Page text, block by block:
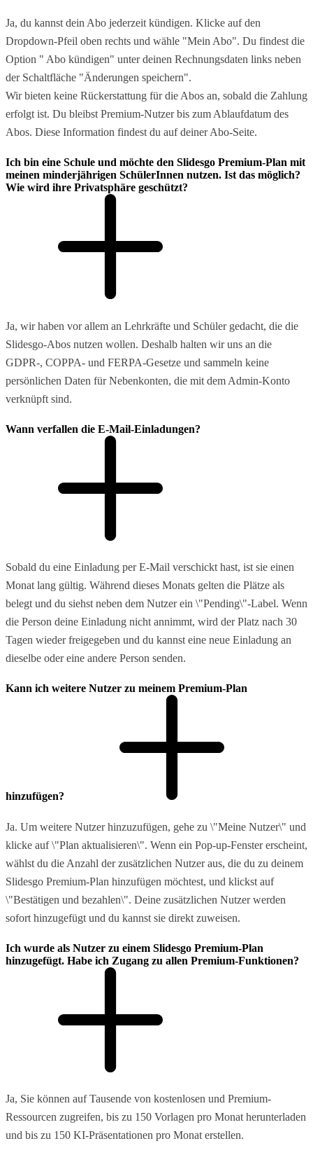
Ja, du kannst dein Abo jederzeit kündigen. Klicke auf den
Dropdown-Pfeil oben rechts und wähle "Mein Abo". Du findest die
Option " Abo kündigen" unter deinen Rechnungsdaten links neben
der Schaltfläche "Änderungen speichern".
Wir bieten keine Rückerstattung für die Abos an, sobald die Zahlung
erfolgt ist. Du bleibst Premium-Nutzer bis zum Ablaufdatum des
Abos. Diese Information findest du auf deiner Abo-Seite.
Ich bin eine Schule und möchte den Slidesgo Premium-Plan mit
meinen minderjährigen SchülerInnen nutzen. Ist das möglich?
Wie wird ihre Privatsphäre geschützt?
Ja, wir haben vor allem an Lehrkräfte und Schüler gedacht, die die
Slidesgo-Abos nutzen wollen. Deshalb halten wir uns an die
GDPR-, COPPA- und FERPA-Gesetze und sammeln keine
persönlichen Daten für Nebenkonten, die mit dem Admin-Konto
verknüpft sind.
Wann verfallen die E-Mail-Einladungen?
Sobald du eine Einladung per E-Mail verschickt hast, ist sie einen
Monat lang gültig. Während dieses Monats gelten die Plätze als
belegt und du siehst neben dem Nutzer ein \"Pending\"-Label. Wenn
die Person deine Einladung nicht annimmt, wird der Platz nach 30
Tagen wieder freigegeben und du kannst eine neue Einladung an
dieselbe oder eine andere Person senden.
Kann ich weitere Nutzer zu meinem Premium-Plan
hinzufügen?
Ja. Um weitere Nutzer hinzuzufügen, gehe zu \"Meine Nutzer\" und
klicke auf \"Plan aktualisieren\". Wenn ein Pop-up-Fenster erscheint,
wählst du die Anzahl der zusätzlichen Nutzer aus, die du zu deinem
Slidesgo Premium-Plan hinzufügen möchtest, und klickst auf
\"Bestätigen und bezahlen\". Deine zusätzlichen Nutzer werden
sofort hinzugefügt und du kannst sie direkt zuweisen.
Ich wurde als Nutzer zu einem Slidesgo Premium-Plan
hinzugefügt. Habe ich Zugang zu allen Premium-Funktionen?
Ja, Sie können auf Tausende von kostenlosen und Premium-
Ressourcen zugreifen, bis zu 150 Vorlagen pro Monat herunterladen
und bis zu 150 KI-Präsentationen pro Monat erstellen.